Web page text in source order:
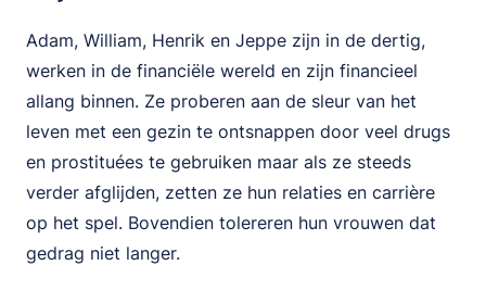
Adam, William, Henrik en Jeppe zijn in de dertig,
werken in de financiële wereld en zijn financieel
allang binnen. Ze proberen aan de sleur van het
leven met een gezin te ontsnappen door veel drugs
en prostituées te gebruiken maar als ze steeds
verder afglijden, zetten ze hun relaties en carrière
op het spel. Bovendien tolereren hun vrouwen dat
gedrag niet langer.